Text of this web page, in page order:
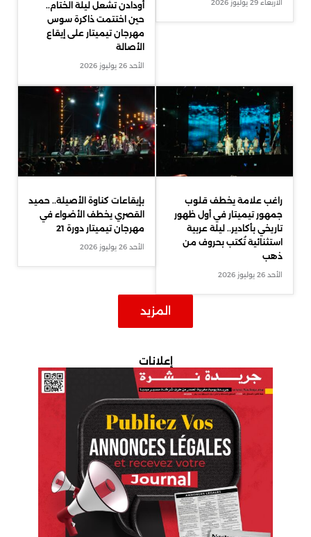
الأربعاء 29 يوليوز 2026
أودادن تشعل ليلة الختام..
حين اختتمت ذاكرة سوس
مهرجان تيميتار على إيقاع
الأصالة
الأحد 26 يوليوز 2026
راغب علامة يخطف قلوب
جمهور تيميتار في أول ظهور
تاريخي بأكادير.. ليلة عربية
استثنائية تُكتب بحروف من
ذهب
الأحد 26 يوليوز 2026
بإيقاعات كناوة الأصيلة.. حميد
القصري يخطف الأضواء في
مهرجان تيميتار دورة 21
الأحد 26 يوليوز 2026
المزيد
إعلانات